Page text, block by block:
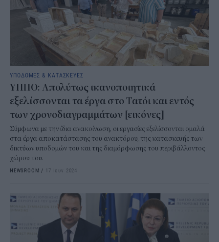
ΥΠΟΔΟΜΕΣ & ΚΑΤΑΣΚΕΥΕΣ
ΥΠΠΟ: Απολύτως ικανοποιητικά
εξελίσσονται τα έργα στο Τατόι και εντός
των χρονοδιαγραμμάτων [εικόνες]
Σύμφωνα με την ίδια ανακοίνωση, οι εργασίες εξελίσσονται ομαλά
στα έργα αποκατάστασης του ανακτόρου, της κατασκευής των
δικτύων υποδομών του και της διαμόρφωσης του περιβάλλοντος
χώρου του.
NEWSROOM / 17 Ιουν 2024